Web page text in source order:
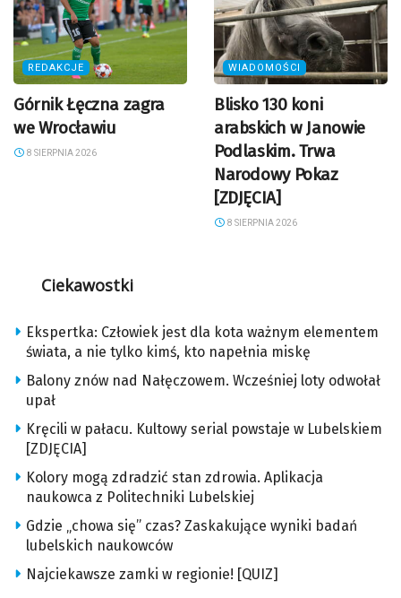
REDAKCJE
Górnik Łęczna zagra
we Wrocławiu
8 SIERPNIA 2026
WIADOMOŚCI
Blisko 130 koni
arabskich w Janowie
Podlaskim. Trwa
Narodowy Pokaz
[ZDJĘCIA]
8 SIERPNIA 2026
Ciekawostki
Ekspertka: Człowiek jest dla kota ważnym elementem
świata, a nie tylko kimś, kto napełnia miskę
Balony znów nad Nałęczowem. Wcześniej loty odwołał
upał
Kręcili w pałacu. Kultowy serial powstaje w Lubelskiem
[ZDJĘCIA]
Kolory mogą zdradzić stan zdrowia. Aplikacja
naukowca z Politechniki Lubelskiej
Gdzie „chowa się” czas? Zaskakujące wyniki badań
lubelskich naukowców
Najciekawsze zamki w regionie! [QUIZ]